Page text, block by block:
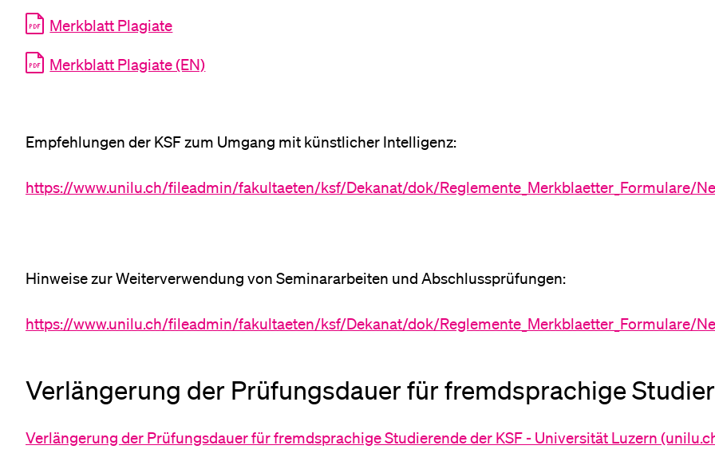
Merkblatt Plagiate
Merkblatt Plagiate (EN)
Empfehlungen der KSF zum Umgang mit künstlicher Intelligenz:
https://www.unilu.ch/fileadmin/fakultaeten/ksf/Dekanat/dok/Reglemente_Merkblaetter_Formulare/
Hinweise zur Weiterverwendung von Seminararbeiten und Abschlussprüfungen:
https://www.unilu.ch/fileadmin/fakultaeten/ksf/Dekanat/dok/Reglemente_Merkblaetter_Formulare/
Verlängerung der Prüfungsdauer für fremdsprachige
Verlängerung der Prüfungsdauer für fremdsprachige Studierende der KSF - Universität Luzern